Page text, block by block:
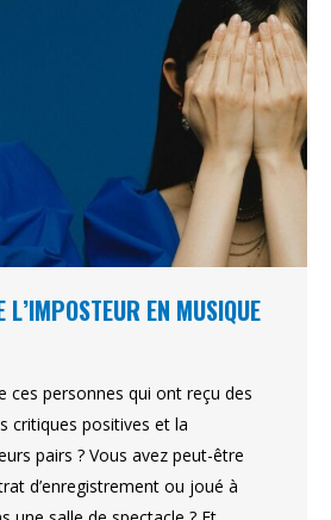
L’IMPOSTEUR EN MUSIQUE
ces personnes qui ont reçu des
critiques positives et la
pairs ? Vous avez peut-être
d’enregistrement ou joué à